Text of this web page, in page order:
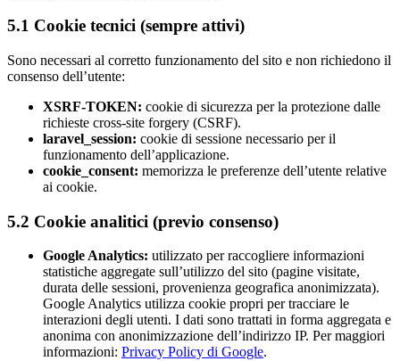
5.1 Cookie tecnici (sempre attivi)
Sono necessari al corretto funzionamento del sito e non richiedono il
consenso dell’utente:
XSRF-TOKEN: cookie di sicurezza per la protezione dalle
richieste cross-site forgery (CSRF).
laravel_session: cookie di sessione necessario per il
funzionamento dell’applicazione.
cookie_consent: memorizza le preferenze dell’utente relative
ai cookie.
5.2 Cookie analitici (previo consenso)
Google Analytics: utilizzato per raccogliere informazioni
statistiche aggregate sull’utilizzo del sito (pagine visitate,
durata delle sessioni, provenienza geografica anonimizzata).
Google Analytics utilizza cookie propri per tracciare le
interazioni degli utenti. I dati sono trattati in forma aggregata e
anonima con anonimizzazione dell’indirizzo IP. Per maggiori
informazioni: Privacy Policy di Google.